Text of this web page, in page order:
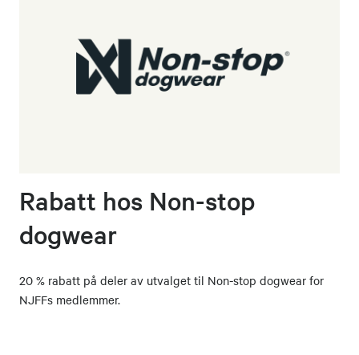
Rabatt hos Non-stop
dogwear
20 % rabatt på deler av utvalget til Non-stop dogwear for
NJFFs medlemmer.